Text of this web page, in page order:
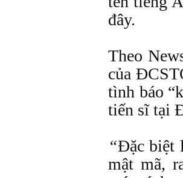
đây.
Theo
của
tình báo
tiến sĩ tại
“Đặc biệt
mật mã,